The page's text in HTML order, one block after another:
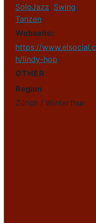
SoloJazz, Swing,
Tanzen
Webseite:
https://www.elsocial.c
h/lindy-hop
OTHER
Region
Zürich / Winterthur